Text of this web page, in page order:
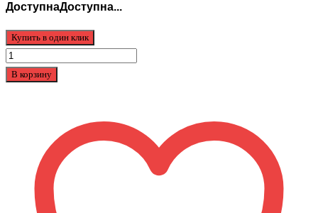
ДоступнаДоступна...
Купить в один клик
Количество
товара
монстра)
В корзину